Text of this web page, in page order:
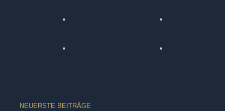
NEUERSTE BEITRÄGE